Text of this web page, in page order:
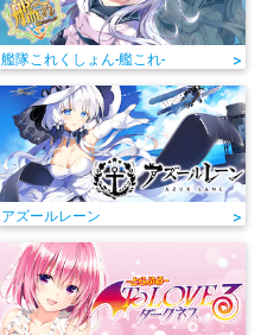
艦隊これくしょん-艦これ- >
アズールレーン >